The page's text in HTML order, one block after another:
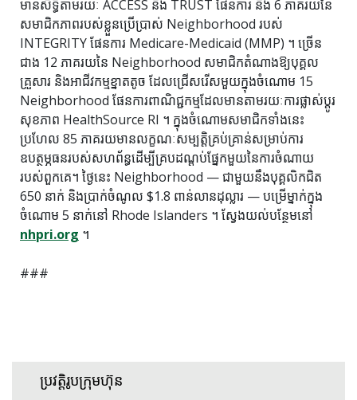
មានសិទ្ធិតាមរយៈ ACCESS និង TRUST ផែនការ និង 6 ភាគរយនៃ
សមាជិកភាពរបស់ខ្លួនប្រើប្រាស់ Neighborhood របស់
INTEGRITY ផែនការ Medicare-Medicaid (MMP) ។ ច្រើន
ជាង 12 ភាគរយនៃ Neighborhood សមាជិកតំណាងឱ្យបុគ្គល
គ្រួសារ និងអាជីវកម្មខ្នាតតូច ដែលជ្រើសរើសមួយក្នុងចំណោម 15
Neighborhood ផែនការពាណិជ្ជកម្មដែលមានតាមរយៈការផ្លាស់ប្តូរ
សុខភាព HealthSource RI ។ ក្នុងចំណោមសមាជិកទាំងនេះ
ប្រហែល 85 ភាគរយមានលក្ខណៈសម្បត្តិគ្រប់គ្រាន់សម្រាប់ការ
ឧបត្ថម្ភធនរបស់សហព័ន្ធដើម្បីគ្របដណ្តប់ផ្នែកមួយនៃការចំណាយ
របស់ពួកគេ។ ថ្ងៃនេះ Neighborhood — ជាមួយនឹងបុគ្គលិកជិត
650 នាក់ និងប្រាក់ចំណូល $1.8 ពាន់លានដុល្លារ — បម្រើម្នាក់ក្នុង
ចំណោម 5 នាក់នៅ Rhode Islanders ។ ស្វែងយល់បន្ថែមនៅ
nhpri.org ។
###
ប្រវត្តិរូបក្រុមហ៊ុន